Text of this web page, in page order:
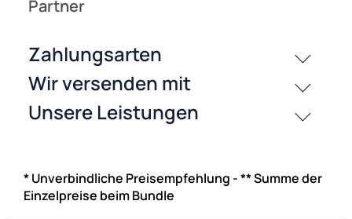
* Unverbindliche Preisempfehlung - ** Summe der
Einzelpreise beim Bundle